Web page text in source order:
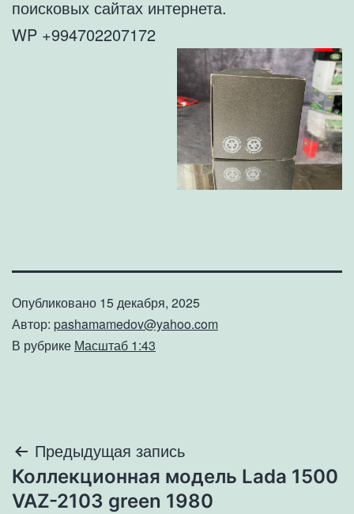
поисковых сайтах интернета.
WP +994702207172
Опубликовано 15 декабря, 2025
Автор: pashamamedov@yahoo.com
В рубрике Масштаб 1:43
Навигация
по
Предыдущая запись
Коллекционная модель Lada 1500
VAZ-2103 green 1980